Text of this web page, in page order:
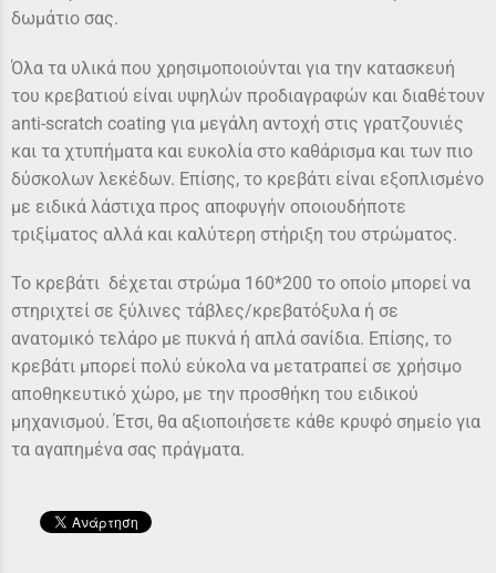
δωμάτιο σας.
Όλα τα υλικά που χρησιμοποιούνται για την κατασκευή
του κρεβατιού είναι υψηλών προδιαγραφών και διαθέτουν
anti-scratch coating για μεγάλη αντοχή στις γρατζουνιές
και τα χτυπήματα και ευκολία στο καθάρισμα και των πιο
δύσκολων λεκέδων. Επίσης, το κρεβάτι είναι εξοπλισμένο
με ειδικά λάστιχα προς αποφυγήν οποιουδήποτε
τριξίματος αλλά και καλύτερη στήριξη του στρώματος.
Το κρεβάτι δέχεται στρώμα 160*200 το οποίο μπορεί να
στηριχτεί σε ξύλινες τάβλες/κρεβατόξυλα ή σε
ανατομικό τελάρο με πυκνά ή απλά σανίδια. Επίσης, το
κρεβάτι μπορεί πολύ εύκολα να μετατραπεί σε χρήσιμο
αποθηκευτικό χώρο, με την προσθήκη του ειδικού
μηχανισμού. Έτσι, θα αξιοποιήσετε κάθε κρυφό σημείο για
τα αγαπημένα σας πράγματα.